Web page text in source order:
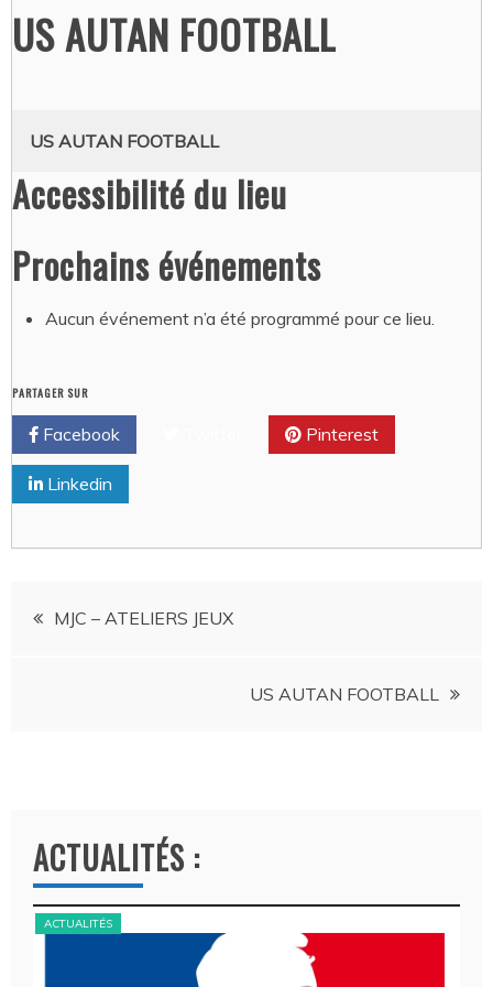
US AUTAN FOOTBALL
US AUTAN FOOTBALL
Accessibilité du lieu
Prochains événements
Aucun événement n’a été programmé pour ce lieu.
PARTAGER SUR
Facebook Pinterest
Linkedin
Navigation
MJC – ATELIERS JEUX
US AUTAN FOOTBALL
ACTUALITÉS :
ACTUALITÉS